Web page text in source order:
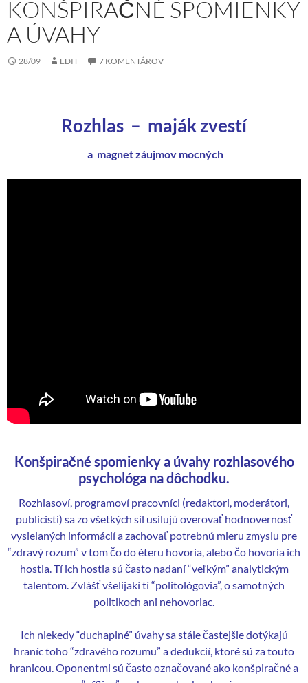
KONŠPIRAČNÉ SPOMIENKY
A ÚVAHY
28/09 EDIT 7 KOMENTÁROV
Rozhlas – majákzvestí
a magnet záujmov mocných
Konšpiračné spomienky a úvahy rozhlasového
psychológa na dôchodku.
Rozhlasoví, programoví pracovníci (redaktori, moderátori,
publicisti) sa zo všetkých síl usilujú overovať hodnovernosť
vysielaných informácií a zachovať potrebnú mieru zmyslu pre
“zdravý rozum” v tom čo do éteru hovoria, alebo čo hovoria ich
hostia. Tí ich hostia sú často nadaní “veľkým” analytickým
talentom. Zvlášť všelijakí tí “politológovia”, o samotných
politikoch ani nehovoriac.
Ich niekedy “duchaplné” úvahy sa stále častejšie dotýkajú
hraníc toho “zdravého rozumu” a dedukcií, ktoré sú za touto
hranicou. Oponentmi sú často označované ako konšpiračné a